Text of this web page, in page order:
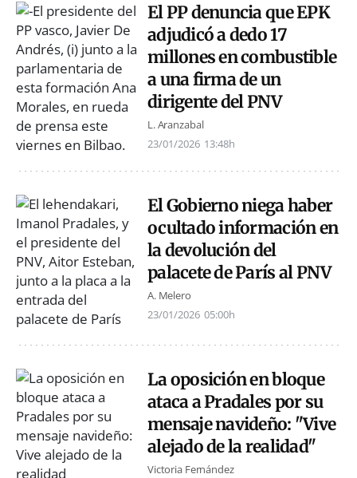
El PP denuncia que EPK
adjudicó a dedo 17
millones en combustible
a una firma de un
dirigente del PNV
L. Aranzabal
23/01/2026 13:48h
El Gobierno niega haber
ocultado información en
la devolución del
palacete de París al PNV
A. Melero
23/01/2026 05:00h
La oposición en bloque
ataca a Pradales por su
mensaje navideño: "Vive
alejado de la realidad"
Victoria Fernández